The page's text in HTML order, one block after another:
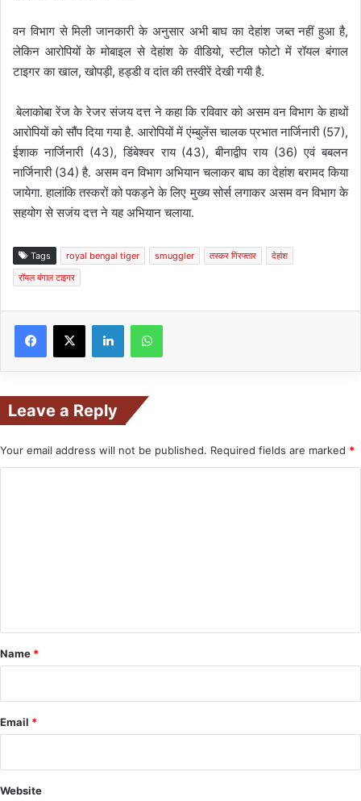
वन विभाग से मिली जानकारी के अनुसार अभी बाघ का देहांश जब्त नहीं हुआ है,
लेकिन आरोपियों के मोबाइल से देहांश के वीडियो, स्टील फोटो में रॉयल बंगाल
टाइगर का खाल, खोपड़ी, हड्डी व दांत की तस्वीरें देखी गयी है.
बेलाकोबा रेंज के रेजर संजय दत्त ने कहा कि रविवार को असम वन विभाग के हाथों
आरोपियों को सौंप दिया गया है. आरोपियों में एंम्बुलेंस चालक प्रभात नार्जिनारी (57),
ईशाक नार्जिनारी (43), डिंबेश्वर राय (43), बीनाद्वीप राय (36) एवं बबलन
नार्जिनारी (34) है. असम वन विभाग अभियान चलाकर बाघ का देहांश बरामद किया
जायेगा. हालांकि तस्करों को पकड़ने के लिए मुख्य सोर्स लगाकर असम वन विभाग के
सहयोग से सजंय दत्त ने यह अभियान चलाया.
Tags royal bengal tiger smuggler तस्कर गिरफ्तार
देहांश
रॉयल बंगाल टाइगर
Leave a Reply
Your email address will not be published. Required fields are marked *
*
Name *
Email *
Website